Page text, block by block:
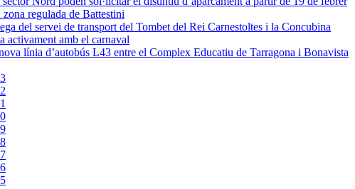
zona regulada de Battestini
del servei de transport del Tombet del Rei Carnestoltes i la Concubina
activament amb el carnaval
línia d’autobús L43 entre el Complex Educatiu de Tarragona i Bonavista